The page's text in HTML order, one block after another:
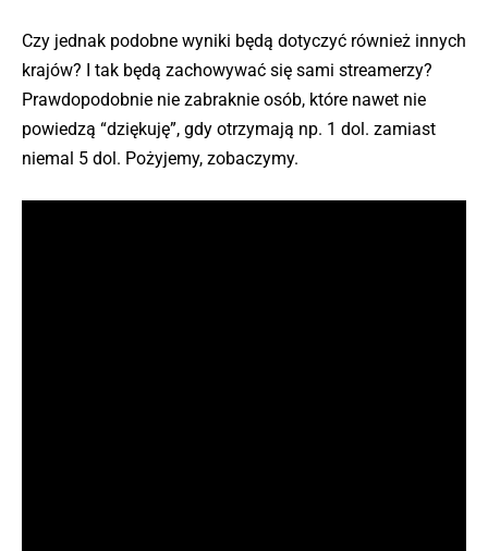
Czy jednak podobne wyniki będą dotyczyć również innych
krajów? I tak będą zachowywać się sami streamerzy?
Prawdopodobnie nie zabraknie osób, które nawet nie
powiedzą “dziękuję”, gdy otrzymają np. 1 dol. zamiast
niemal 5 dol. Pożyjemy, zobaczymy.